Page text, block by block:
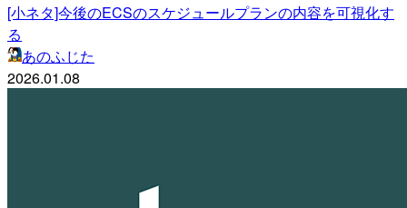
[小ネタ]今後のECSのスケジュールプランの内容を可視化す
る
あのふじた
2026.01.08